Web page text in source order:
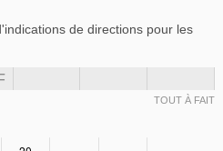
de directions pour les
TOUT À FAIT